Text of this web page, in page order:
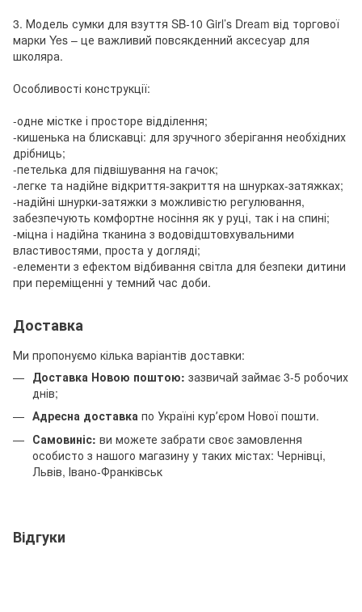
3. Модель сумки для взуття SB-10 Girl’s Dream від торгової
марки Yes – це важливий повсякденний аксесуар для
школяра.
Особливості конструкції:
-одне містке і просторе відділення;
-кишенька на блискавці: для зручного зберігання необхідних
дрібниць;
-петелька для підвішування на гачок;
-легке та надійне відкриття-закриття на шнурках-затяжках;
-надійні шнурки-затяжки з можливістю регулювання,
забезпечують комфортне носіння як у руці, так і на спині;
-міцна і надійна тканина з водовідштовхувальними
властивостями, проста у догляді;
-елементи з ефектом відбивання світла для безпеки дитини
при переміщенні у темний час доби.
Доставка
Ми пропонуємо кілька варіантів доставки:
Доставка Новою поштою: зазвичай займає 3-5 робочих
днів;
Адресна доставка по Україні курʼєром Нової пошти.
Самовиніс: ви можете забрати своє замовлення
особисто з нашого магазину у таких містах: Чернівці,
Львів, Івано-Франківськ
Відгуки